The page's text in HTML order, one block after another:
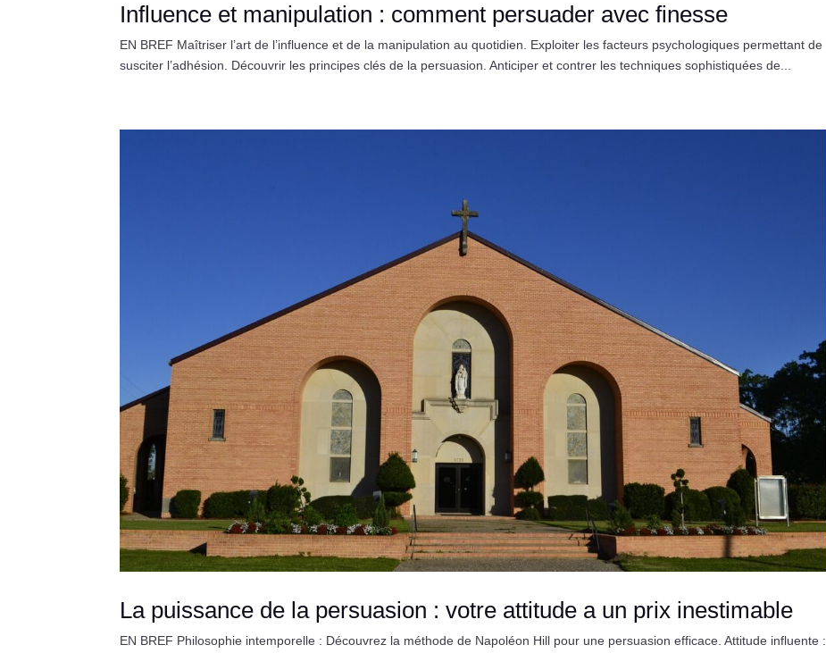
Influence et manipulation : comment persuader avec finesse
EN BREF Maîtriser l’art de l’influence et de la manipulation au quotidien. Exploiter les facteurs psychologiques permettant de
susciter l’adhésion. Découvrir les principes clés de la persuasion. Anticiper et contrer les techniques sophistiquées de...
La puissance de la persuasion : votre attitude a un prix inestimable
EN BREF Philosophie intemporelle : Découvrez la méthode de Napoléon Hill pour une persuasion efficace. Attitude influente :